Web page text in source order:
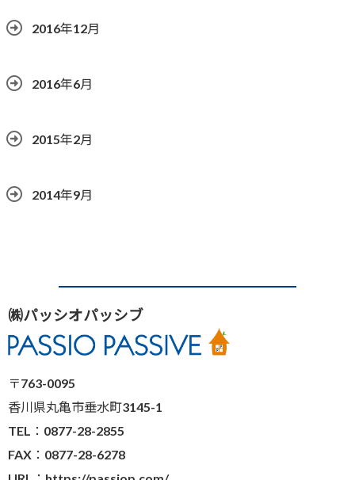
2016年12月
2016年6月
2015年2月
2014年9月
㈱パッシオパッシブ
〒763-0095
香川県丸亀市垂水町3145-1
TEL：0877-28-2855
FAX：0877-28-6278